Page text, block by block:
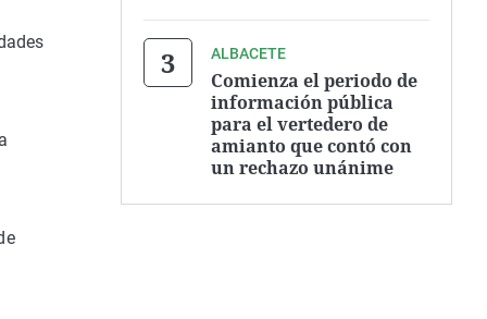
ALBACETE
Comienza el periodo de
información pública
para el vertedero de
amianto que contó con
un rechazo unánime